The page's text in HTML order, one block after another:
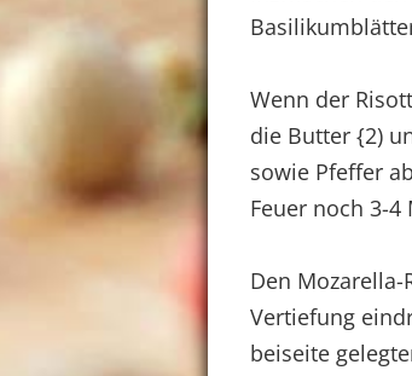
Wenn der
die Butter {2)
sowie Pfeffer
Feuer noch 3-
Den
Vertiefung
beiseite